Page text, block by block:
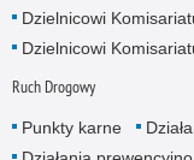
Dzielnicowi
Dzielnicowi
Ruch Drogowy
Punkty karne